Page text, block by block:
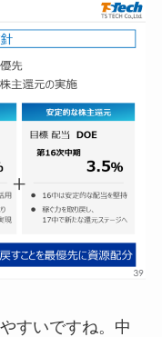
すいですね。中